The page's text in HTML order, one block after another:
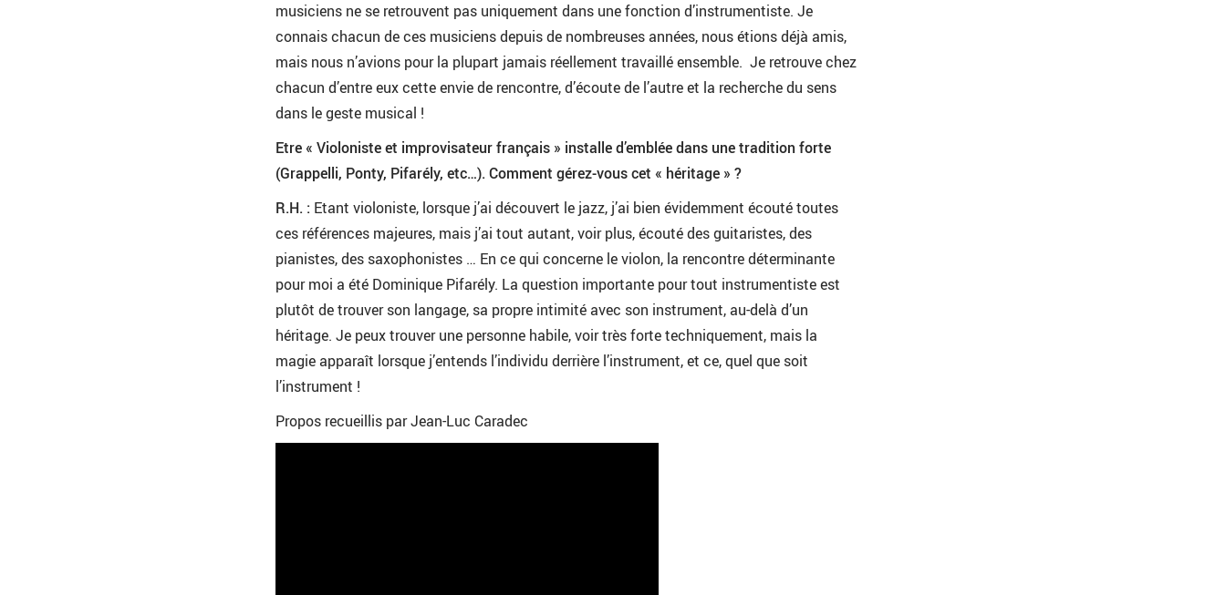
musiciens ne se retrouvent pas uniquement dans une fonction d’instrumentiste. Je
connais chacun de ces musiciens depuis de nombreuses années, nous étions déjà amis,
mais nous n’avions pour la plupart jamais réellement travaillé ensemble. Je retrouve chez
chacun d’entre eux cette envie de rencontre, d’écoute de l’autre et la recherche du sens
dans le geste musical !
Etre « Violoniste et improvisateur français » installe d’emblée dans une tradition forte
(Grappelli, Ponty, Pifarély, etc…). Comment gérez-vous cet « héritage » ?
R.H. : Etant violoniste, lorsque j’ai découvert le jazz, j’ai bien évidemment écouté toutes
ces références majeures, mais j’ai tout autant, voir plus, écouté des guitaristes, des
pianistes, des saxophonistes … En ce qui concerne le violon, la rencontre déterminante
pour moi a été Dominique Pifarély. La question importante pour tout instrumentiste est
plutôt de trouver son langage, sa propre intimité avec son instrument, au-delà d’un
héritage. Je peux trouver une personne habile, voir très forte techniquement, mais la
magie apparaît lorsque j’entends l’individu derrière l’instrument, et ce, quel que soit
l’instrument !
Propos recueillis par Jean-Luc Caradec